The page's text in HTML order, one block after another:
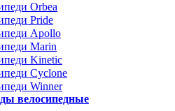
Orbea
Pride
Apollo
Marin
Kinetic
Cyclone
Winner
велосипедные